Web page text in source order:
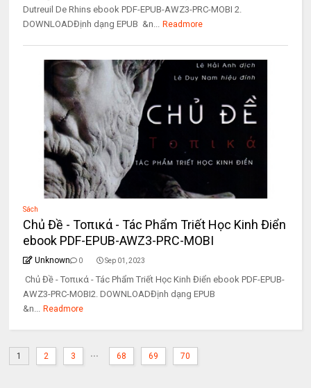
Dutreuil De Rhins ebook PDF-EPUB-AWZ3-PRC-MOBI 2.
DOWNLOADĐịnh dạng EPUB &n... Readmore
Sách
Chủ Đề - Τοπικά - Tác Phẩm Triết Học Kinh Điển
ebook PDF-EPUB-AWZ3-PRC-MOBI
Unknown 0 Sep 01, 2023
Chủ Đề - Τοπικά - Tác Phẩm Triết Học Kinh Điển ebook PDF-EPUB-
AWZ3-PRC-MOBI2. DOWNLOADĐịnh dạng EPUB
&n... Readmore
1 2 3 ... 68 69 70